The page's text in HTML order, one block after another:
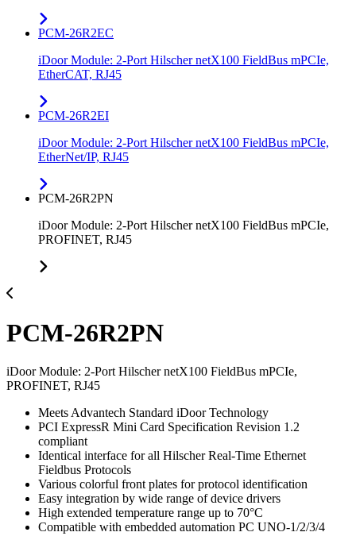
PCM-26R2EC
iDoor Module: 2-Port Hilscher netX100 FieldBus mPCIe,
EtherCAT, RJ45
PCM-26R2EI
iDoor Module: 2-Port Hilscher netX100 FieldBus mPCIe,
EtherNet/IP, RJ45
PCM-26R2PN
iDoor Module: 2-Port Hilscher netX100 FieldBus mPCIe,
PROFINET, RJ45
PCM-26R2PN
iDoor Module: 2-Port Hilscher netX100 FieldBus mPCIe,
PROFINET, RJ45
Meets Advantech Standard iDoor Technology
PCI ExpressR Mini Card Specification Revision 1.2
compliant
Identical interface for all Hilscher Real-Time Ethernet
Fieldbus Protocols
Various colorful front plates for protocol identification
Easy integration by wide range of device drivers
High extended temperature range up to 70°C
Compatible with embedded automation PC UNO-1/2/3/4